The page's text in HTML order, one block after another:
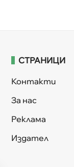
СТРАНИЦИ
Контакти
За нас
Реклама
Издател